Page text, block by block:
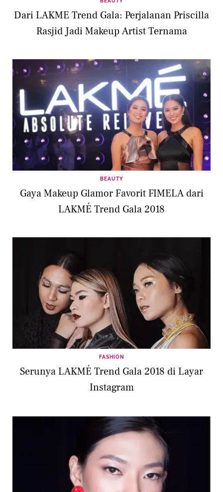
Dari LAKME Trend Gala: Perjalanan Priscilla
Rasjid Jadi Makeup Artist Ternama
BEAUTY
Gaya Makeup Glamor Favorit FIMELA dari
LAKMÉ Trend Gala 2018
FASHION
Serunya LAKMÉ Trend Gala 2018 di Layar
Instagram